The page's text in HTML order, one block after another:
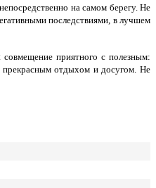
на самом берегу. Не
последствиями, в лучшем
приятного с полезным:
прекрасным отдыхом и досугом. Не